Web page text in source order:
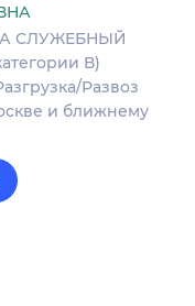
СЛУЖЕБНЫЙ
В)
Развоз
и ближнему